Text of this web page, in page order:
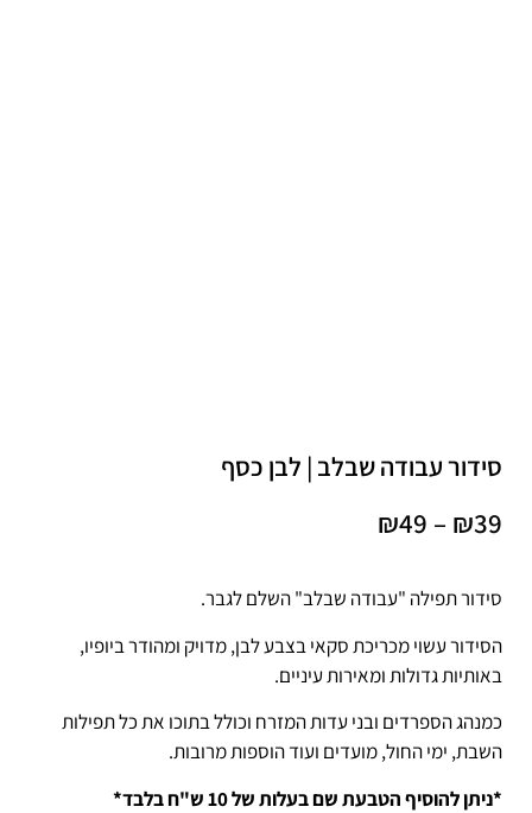
סידור עבודה שבלב | לבן כסף
₪39
–
₪49
סידור תפילה "עבודה שבלב" השלם לגבר.
הסידור עשוי מכריכת סקאי בצבע לבן, מדויק ומהודר ביופיו,
באותיות גדולות ומאירות עיניים.
כמנהג הספרדים ובני עדות המזרח וכולל בתוכו את כל תפילות
השבת, ימי החול, מועדים ועוד הוספות מרובות.
*ניתן להוסיף הטבעת שם בעלות של 10 ש"ח בלבד*